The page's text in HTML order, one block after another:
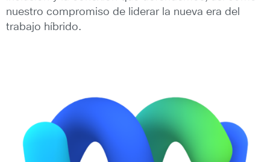
nuestro compromiso de liderar la nueva era del
trabajo híbrido.